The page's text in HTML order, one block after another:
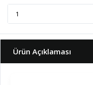
Ürün Açıklaması